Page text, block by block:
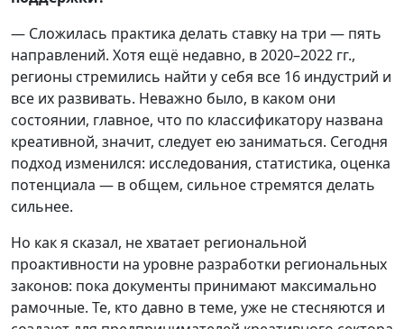
— Сложилась практика делать ставку на три — пять
направлений. Хотя ещё недавно, в 2020–2022 гг.,
регионы стремились найти у себя все 16 индустрий и
все их развивать. Неважно было, в каком они
состоянии, главное, что по классификатору названа
креативной, значит, следует ею заниматься. Сегодня
подход изменился: исследования, статистика, оценка
потенциала — в общем, сильное стремятся делать
сильнее.
Но как я сказал, не хватает региональной
проактивности на уровне разработки региональных
законов: пока документы принимают максимально
рамочные. Те, кто давно в теме, уже не стесняются и